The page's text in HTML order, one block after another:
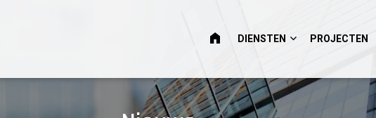
HOMEDIENSTEN PROJECTEN